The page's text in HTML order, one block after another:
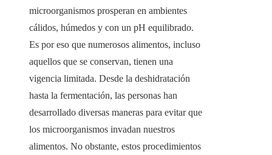
microorganismos prosperan en ambientes
cálidos, húmedos y con un pH equilibrado.
Es por eso que numerosos alimentos, incluso
aquellos que se conservan, tienen una
vigencia limitada. Desde la deshidratación
hasta la fermentación, las personas han
desarrollado diversas maneras para evitar que
los microorganismos invadan nuestros
alimentos. No obstante, estos procedimientos